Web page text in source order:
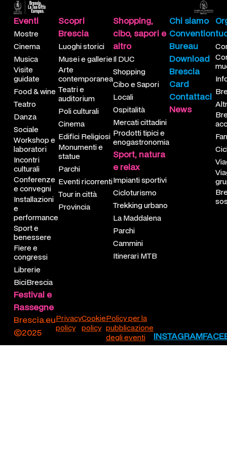
gli eventi
guidate
& wine
e laboratori
culturali
e convegni
e performance
e benessere
e congressi
tutto
storici
e gallerie
contemporanea
e auditorium
Religiosi
e statue
ricorrenti
in città
e Sapori
cittadini
tipici e enogastronomia
le strutture
sportivi
urbano
MTB
arrivare
muoversi
servizi
accessibile
scuole
di gruppo
sostenibile
Eventi
Mostre
Cinema
Musica
Visite
guidate
Food & wine
Teatro
Danza
Sociale
Workshop e
laboratori
Incontri
culturali
Conferenze
e convegni
Installazioni
e
performance
Sport e
benessere
Fiere e
congressi
Librerie
BiciBrescia
Festival e
Rassegne
Scopri
Brescia
Luoghi storici
Musei e gallerie
Arte
contemporanea
Teatri e
auditorium
Poli culturali
Cinema
Edifici Religiosi
Monumenti e
statue
Parchi
Eventi ricorrenti
Tour in città
Provincia
Shopping,
cibo, sapori e
altro
Il DUC
Shopping
Cibo e Sapori
Locali
Ospitalità
Mercati cittadini
Prodotti tipici e
enogastronomia
Sport, natura
e relax
Impianti sportivi
Cicloturismo
Trekking urbano
La Maddalena
Parchi
Cammini
Itinerari MTB
Chi siamo
Convention
Bureau
Download
Brescia
Card
Contattaci
News
Brescia.eu
©2025
Privacy
policy
Cookie
policy
Policy per la
pubblicazione
degli eventi
INSTAGRAM